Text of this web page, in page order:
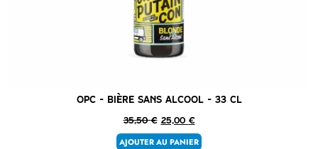
OPC – Bière sans alcool – 33 cl
35,50€ 25,00 €
AJOUTER AU PANIER